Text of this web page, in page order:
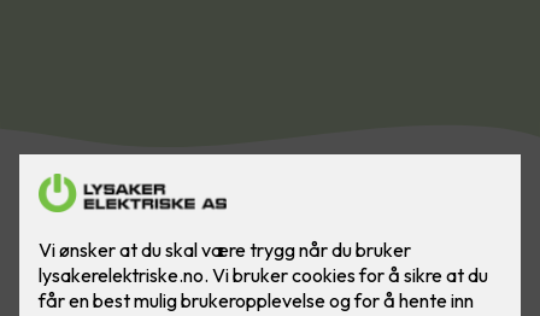
Lysaker Elektriske AS
Lysaker Elektriske AS består av et team på 11 dyktige
ansatte, og vår historie som registrert elektroforetak
strekker seg tilbake til før 1950-tallet her på Lysaker i Oslo.